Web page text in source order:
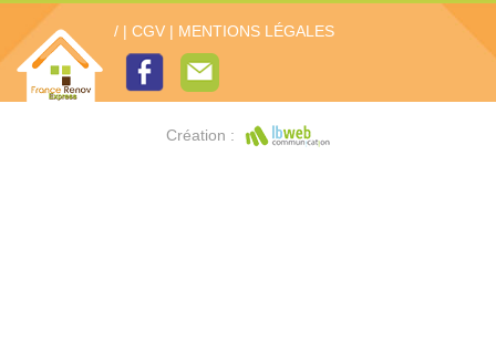
/ | CGV | MENTIONS LÉGALES
Création :